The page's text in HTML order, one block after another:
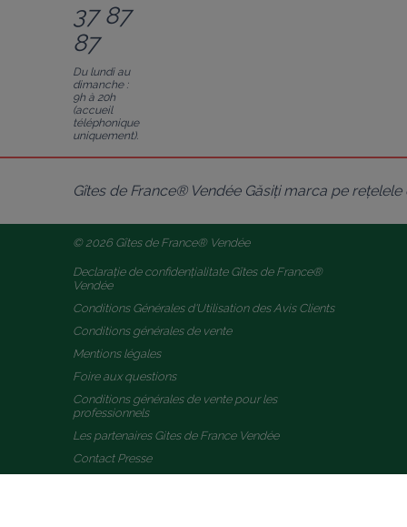
37 87
87
Du lundi au
dimanche :
9h à 20h
(accueil
téléphonique
uniquement).
Gîtes de France® Vendée Găsiți marca pe
© 2026 Gîtes de France® Vendée
Declarație de confidențialitate Gîtes de France®
Vendée
Conditions Générales d'Utilisation des Avis Clients
Conditions générales de vente
Mentions légales
Foire aux questions
Conditions générales de vente pour les
professionnels
Les partenaires Gites de France Vendée
Contact Presse